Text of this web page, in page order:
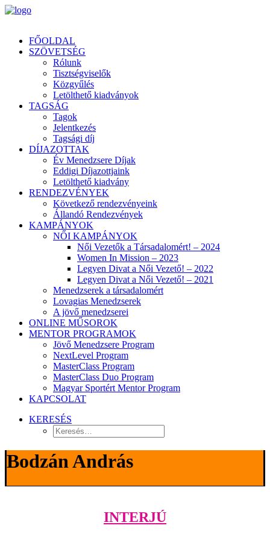
FŐOLDAL
SZÖVETSÉG
Rólunk
Tisztségviselők
Közgyűlés
Letölthető kiadványok
TAGSÁG
Tagok
Jelentkezés
Tagsági díj
DÍJAZOTTAK
Év Menedzsere Díjak
Eddigi Díjazottjaink
Letölthető kiadvány
RENDEZVÉNYEK
Következő rendezvényeink
Állandó Rendezvények
KAMPÁNYOK
NŐI KAMPÁNYOK
Női Vezetők a Társadalomért! – 2024
Women In Mission – 2023
Legyen Divat a Női Vezető! – 2022
Legyen Divat a Női Vezető! – 2021
Menedzserek a társadalomért
Lovagias Menedzserek
A jövő menedzserei
ONLINE MŰSOROK
MENTOR PROGRAMOK
Jövő Menedzsere Program
NextLevel Program
MasterClass Program
MasterClass Duo Program
Magyar Sportért Mentor Program
KAPCSOLAT
KERESÉS
Bodzán András
INTERJÚ